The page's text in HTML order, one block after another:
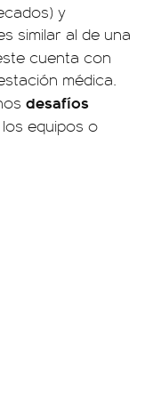
y
similar al de una
cuenta con
médica.
desafíos
equipos o